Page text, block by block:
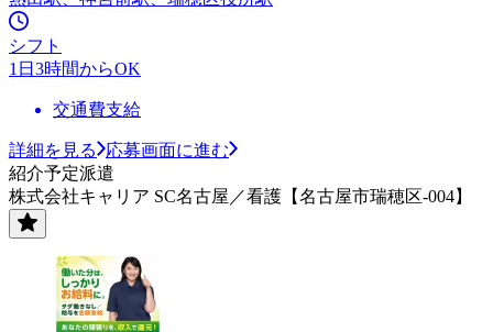
シフト
1日3時間からOK
交通費支給
詳細を見る
応募画面に進む
紹介予定派遣
株式会社キャリア SC名古屋／看護【名古屋市瑞穂区-004】